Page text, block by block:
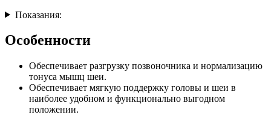
Показания:
Особенности
Обеспечивает разгрузку позвоночника и нормализацию
тонуса мышц шеи.
Обеспечивает мягкую поддержку головы и шеи в
наиболее удобном и функционально выгодном
положении.